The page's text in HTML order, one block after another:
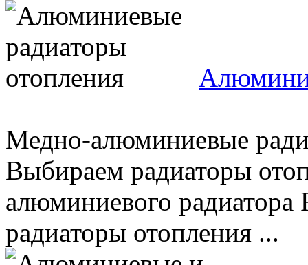
Медно-алюминиевые
Выбираем радиаторы
алюминиевого
радиаторы отопления ...